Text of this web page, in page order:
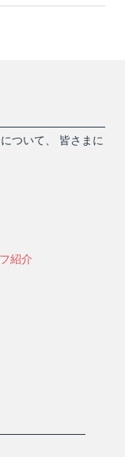
ついて、 皆さまに
紹介